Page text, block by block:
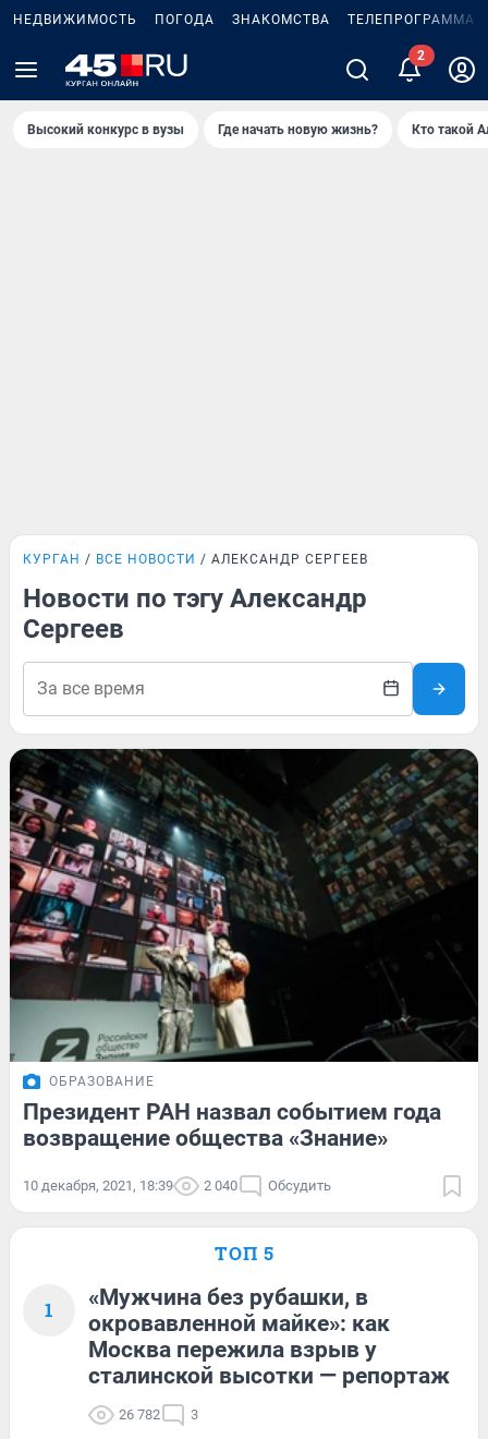
НЕДВИЖИМОСТЬ ПОГОДА ЗНАКОМСТВА ТЕЛЕПРОГРАММА
2
Высокий конкурс в вузы Где начать новую жизнь? Кто такой
КУРГАН ВСЕ НОВОСТИ АЛЕКСАНДР СЕРГЕЕВ
Новости по тэгу Александр
Сергеев
ОБРАЗОВАНИЕ
Президент РАН назвал событием года
возвращение общества «Знание»
10 декабря, 2021, 18:39 2 040 Обсудить
ТОП 5
1
«Мужчина без рубашки, в
окровавленной майке»: как
Москва пережила взрыв у
сталинской высотки — репортаж
26 782 3